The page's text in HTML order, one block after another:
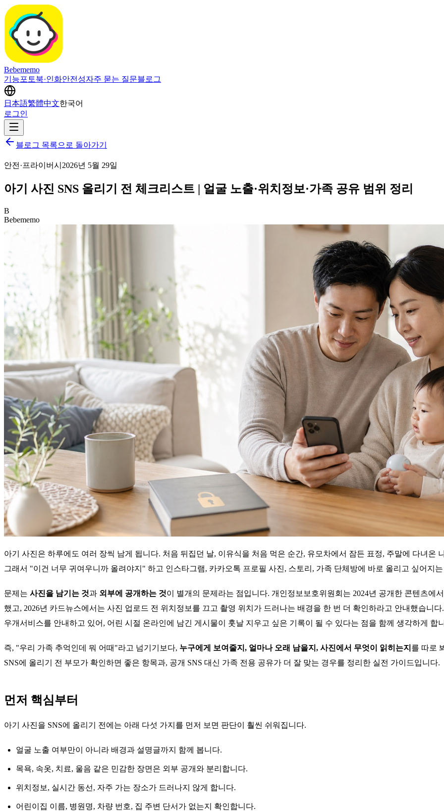
Bebememo
기능포토북·인화안전성자주 묻는 질문블로그
日本語繁體中文한국어
로그인
블로그 목록으로 돌아가기
안전·프라이버시 2026년 5월 29일
아기 사진 SNS 올리기 전 체크리스트 | 얼굴 노출·위치정보·가족 공유 범위 정리
B
Bebememo
아기 사진은 하루에도 여러 장씩 남게 됩니다. 처음 뒤집던 날, 이유식을 처음 먹은 순간, 유모차에서 잠든 표정, 주말에 다녀온
그래서 "이건 너무 귀여우니까 올려야지" 하고 인스타그램, 카카오톡 프로필 사진, 스토리, 가족 단체방에 바로 올리고 싶어지
문제는 사진을 남기는 것과 외부에 공개하는 것이 별개의 문제라는 점입니다. 개인정보보호위원회는 2024년 공개한 콘텐츠에
했고, 2026년 카드뉴스에서는 사진 업로드 전 위치정보를 끄고 촬영 위치가 드러나는 배경을 한 번 더 확인하라고 안내했습니
우개서비스를 안내하고 있어, 어린 시절 온라인에 남긴 게시물이 훗날 지우고 싶은 기록이 될 수 있다는 점을 함께 생각하게 합
즉, "우리 가족 추억인데 뭐 어때"라고 넘기기보다, 누구에게 보여줄지, 얼마나 오래 남을지, 사진에서 무엇이 읽히는지 를 따로
SNS에 올리기 전 부모가 확인하면 좋은 항목과, 공개 SNS 대신 가족 전용 공유가 더 잘 맞는 경우를 정리한 실전 가이드입니다.
먼저 핵심부터
아기 사진을 SNS에 올리기 전에는 아래 다섯 가지를 먼저 보면 판단이 훨씬 쉬워집니다.
얼굴 노출 여부만이 아니라 배경과 설명글까지 함께 봅니다.
목욕, 속옷, 치료, 울음 같은 민감한 장면은 외부 공개와 분리합니다.
위치정보, 실시간 동선, 자주 가는 장소가 드러나지 않게 합니다.
어린이집 이름, 병원명, 차량 번호, 집 주변 단서가 없는지 확인합니다.